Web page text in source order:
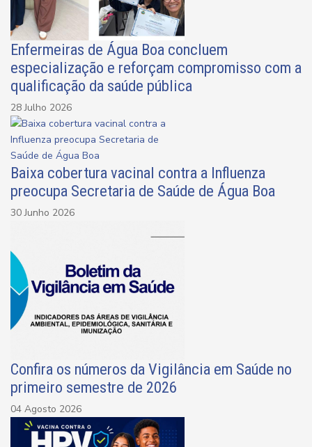
Enfermeiras de Água Boa concluem
especialização e reforçam compromisso com a
qualificação da saúde pública
28 Julho 2026
Baixa cobertura vacinal contra a Influenza
preocupa Secretaria de Saúde de Água Boa
30 Junho 2026
Confira os números da Vigilância em Saúde no
primeiro semestre de 2026
04 Agosto 2026